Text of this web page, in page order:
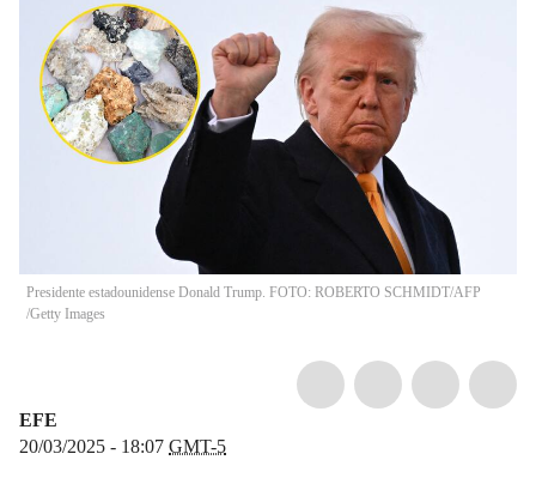
Presidente estadounidense Donald Trump. FOTO: ROBERTO SCHMIDT/AFP
/Getty Images
EFE
20/03/2025 - 18:07 GMT-5